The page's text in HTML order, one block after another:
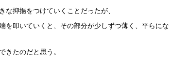
な抑揚をつけていくことだったが、
を叩いていくと、その部分が少しずつ薄く、平らにな
きたのだと思う。